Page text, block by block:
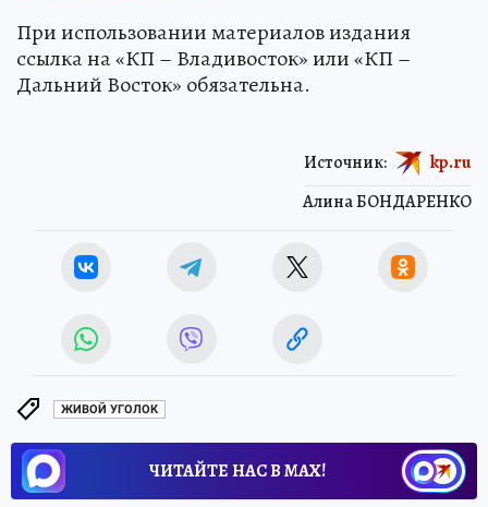
При использовании материалов издания
ссылка на «КП – Владивосток» или «КП –
Дальний Восток» обязательна.
Алина БОНДАРЕНКО
Источник: kp.ru
ЖИВОЙ УГОЛОК
ЧИТАЙТЕ НАС В МАХ!